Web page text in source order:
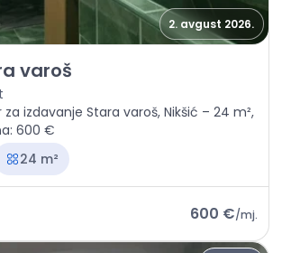
2. avgust 2026.
prostor Nikšić, Stara varoš
varoš
izdavanje Stara varoš, Nikšić – 24 m²,
600 €
24 m²
600 €/mj.